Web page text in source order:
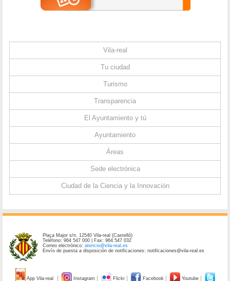
Vila-real
Tu ciudad
Turismo
Transparencia
El Ayuntamiento y tú
Ayuntamiento
Áreas
Sede electrónica
Ciudad de la Ciencia y la Innovación
Plaça Major s/n. 12540 Vila-real (Castelló)
Teléfono: 964 547 000 | Fax: 964 547 032
Correo electrónico:atencio@vila-real.es
Envío de puesta a disposición de notificaciones: notificaciones@vila-real.es
App Vila-real Instagram Flickr Facebook Youtube